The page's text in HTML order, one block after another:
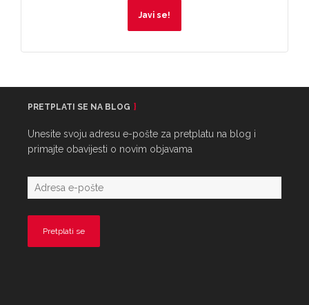
Javi se!
PRETPLATI SE NA BLOG
Unesite svoju adresu e-pošte za pretplatu na blog i
primajte obavijesti o novim objavama